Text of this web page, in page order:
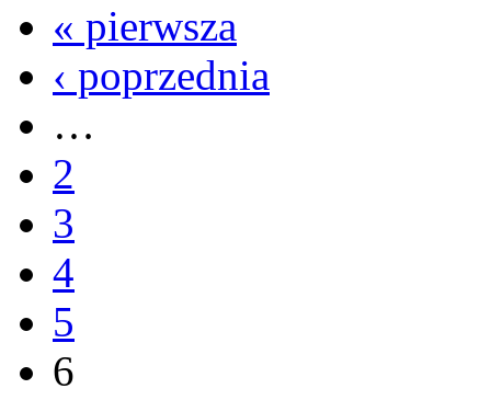
« pierwsza
‹ poprzednia
…
2
3
4
5
6